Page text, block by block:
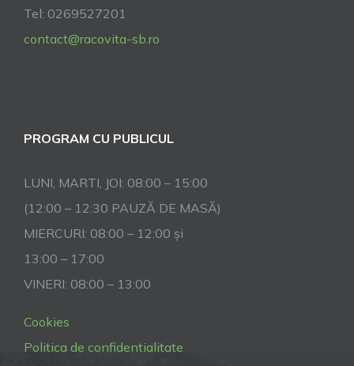
Tel: 0269527201
contact@racovita-sb.ro
PROGRAM CU PUBLICUL
LUNI, MARTI, JOI: 08:00 – 15:00
(12:00 – 12:30 PAUZĂ DE MASĂ)
MIERCURI: 08:00 – 12:00 și
13:00 – 17:00
VINERI: 08:00 – 13:00
Cookies
Politica de confidentialitate